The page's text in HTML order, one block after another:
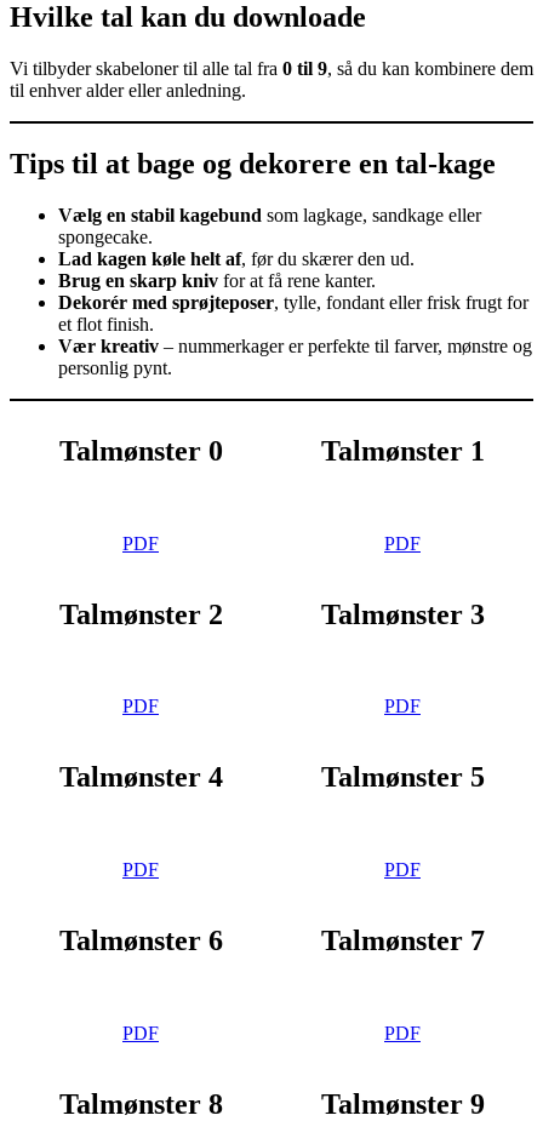
Hvilke tal kan du downloade
Vi tilbyder skabeloner til alle tal fra 0 til 9, så du kan kombinere dem
til enhver alder eller anledning.
Tips til at bage og dekorere en tal‑kage
Vælg en stabil kagebund som lagkage, sandkage eller
spongecake.
Lad kagen køle helt af, før du skærer den ud.
Brug en skarp kniv for at få rene kanter.
Dekorér med sprøjteposer, tylle, fondant eller frisk frugt for
et flot finish.
Vær kreativ – nummerkager er perfekte til farver, mønstre og
personlig pynt.
Talmønster 0
PDF
Talmønster 1
PDF
Talmønster 2
PDF
Talmønster 3
PDF
Talmønster 4
PDF
Talmønster 5
PDF
Talmønster 6
PDF
Talmønster 7
PDF
Talmønster 8 Talmønster 9